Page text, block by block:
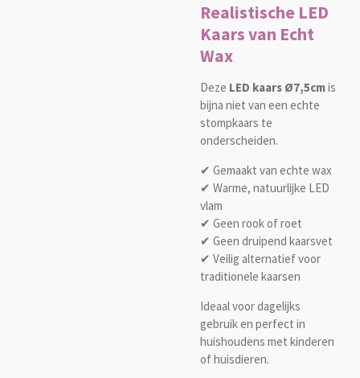
Realistische LED
Kaars van Echt
Wax
Deze LED kaars Ø7,5cmis
bijna niet van een echte
stompkaars te
onderscheiden.
✔ Gemaakt van echte wax
✔ Warme, natuurlijke LED
vlam
✔ Geen rook of roet
✔ Geen druipend kaarsvet
✔ Veilig alternatief voor
traditionele kaarsen
Ideaal voor dagelijks
gebruik en perfect in
huishoudens met kinderen
of huisdieren.